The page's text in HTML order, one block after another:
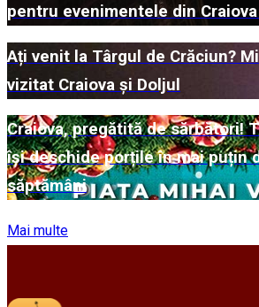
pentru evenimentele din
Ați venit la Târgul de Crăciun?
vizitat Craiova și Doljul
Craiova, pregătită de sărbători!
își deschide porțile în mai puțin
săptămâni
Mai multe